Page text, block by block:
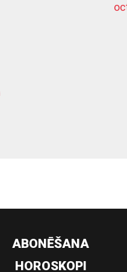
ABONĒŠANA
HOROSKOPI